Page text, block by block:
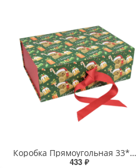
Коробка Прямоугольная 33*25*12 складная на магнитах "Новый год"-3086 1/32
433 ₽